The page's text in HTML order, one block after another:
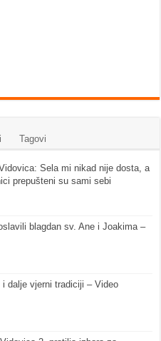
Tagovi
Sela mi nikad nije dosta, a
prepušteni su sami sebi
blagdan sv. Ane i Joakima –
i dalje vjerni tradiciji – Video